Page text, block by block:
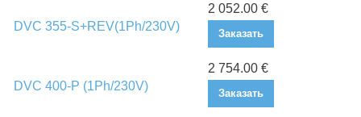
DVC 355-S+REV(1Ph/230V)
2 052.00 €
Заказать
DVC 400-P (1Ph/230V)
2 754.00 €
Заказать